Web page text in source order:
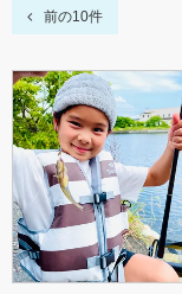
前の10件